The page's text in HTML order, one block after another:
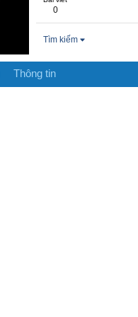
0
Tìm kiếm
Thông tin